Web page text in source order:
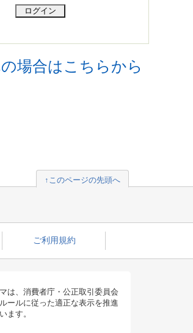
場合はこちらから
↑このページの先頭へ
ご利用規約
は、消費者庁・公正取引委員会
ールに従った適正な表示を推進
ます。